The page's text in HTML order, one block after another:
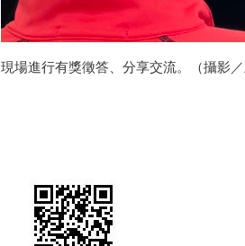
現場進行有獎徵答、分享交流。（攝影